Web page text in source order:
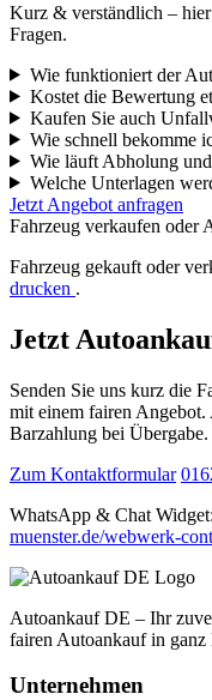
Kurz & verständlich –
Fragen.
Wie funktioniert der
Kostet die Bewertung
Kaufen Sie auch
Wie schnell bekomme
Wie läuft Abholung
Welche Unterlagen
Jetzt Angebot anfragen
Fahrzeug verkaufen oder
Fahrzeug gekauft oder
drucken .
Jetzt
Senden Sie uns kurz die
mit einem fairen
Barzahlung bei Übergabe.
Zum Kontaktformular
WhatsApp & Chat Widget:
muenster.de/webwerk-
Autoankauf DE – Ihr
fairen Autoankauf in ganz
Unternehmen